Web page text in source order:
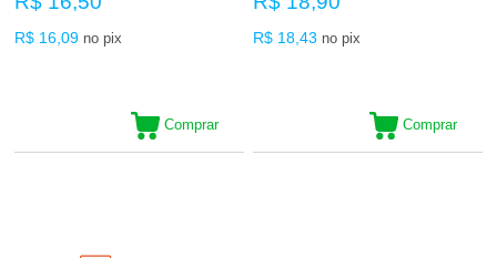
R$ 16,09 no pix
Comprar
R$ 18,43 no pix
Comprar